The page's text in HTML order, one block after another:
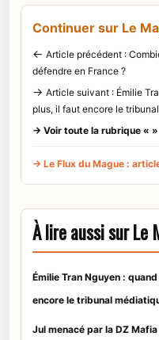
Continuer sur Le
← Article précédent :
défendre en France ?
→ Article suivant : Émilie
plus, il faut encore le
→ Voir toute la rubrique « »
→ Le Flux du Mague :
À lire aussi sur Le
Émilie Tran Nguyen :
encore le tribunal
Jul menacé par la DZ